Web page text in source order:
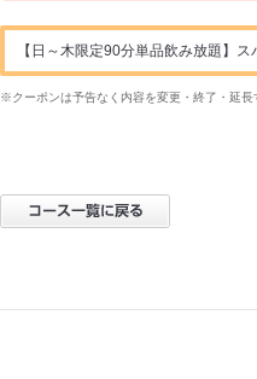
【日～木限定90分単品飲み放題】
※クーポンは予告なく内容を変更・終了・延長